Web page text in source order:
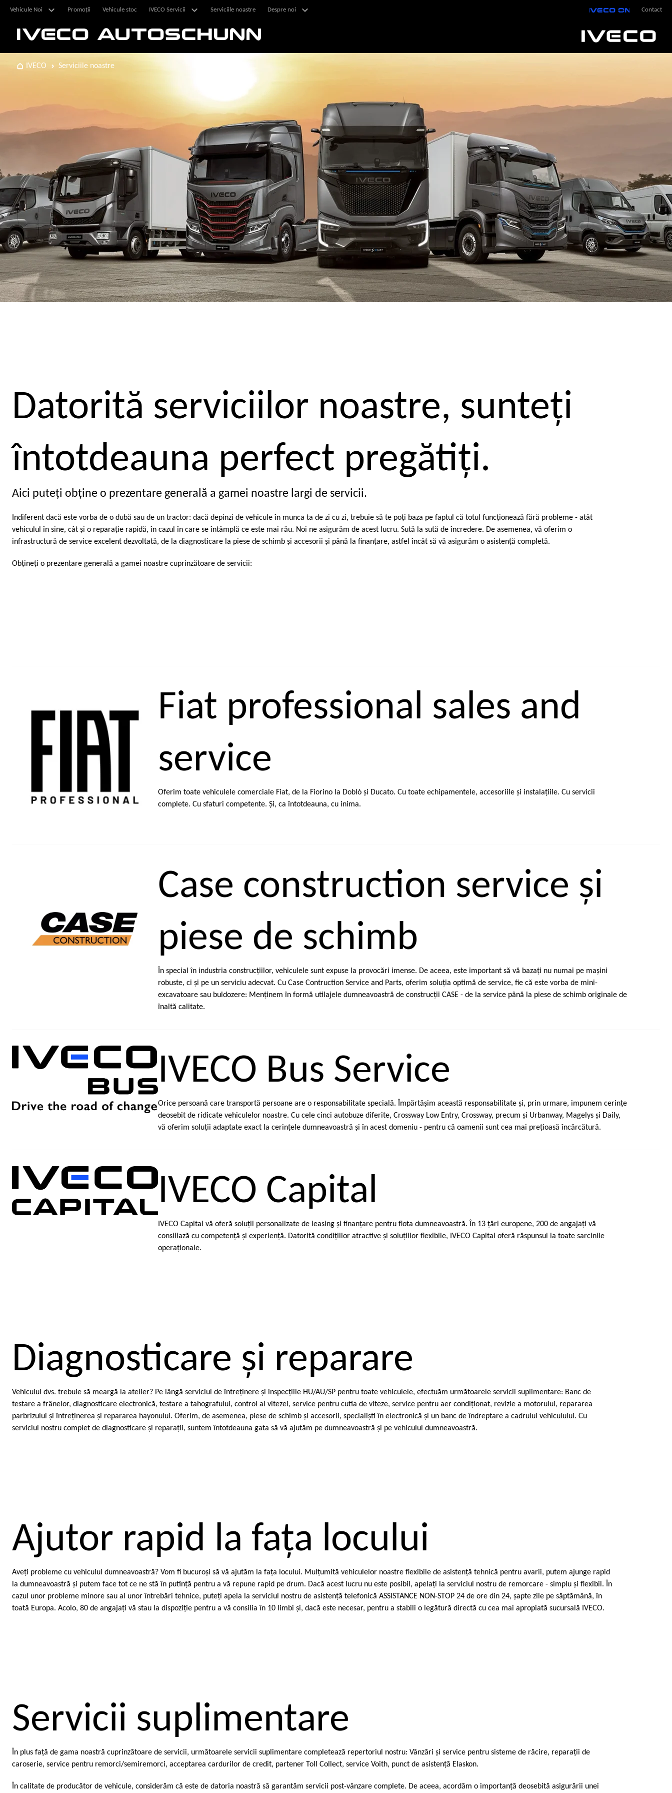
IVECO AUTOSCHUNN
Vehicule Noi Promoții Vehicule stoc IVECO Servicii Serviciile noastre Despre noi IVECO On Contact
IVECO Serviciile noastre
Datorită serviciilor noastre, sunteţi
întotdeauna perfect pregătiţi.
Aici puteţi obţine o prezentare generală a gamei noastre largi de servicii.
Indiferent dacă este vorba de o dubă sau de un tractor: dacă depinzi de vehicule în munca ta de zi cu zi, trebuie să te poţi baza pe faptul că totul funcţionează fără probleme - atât
vehiculul în sine, cât şi o reparaţie rapidă, în cazul în care se întâmplă ce este mai rău. Noi ne asigurăm de acest lucru. Sută la sută de încredere. De asemenea, vă oferim o
infrastructură de service excelent dezvoltată, de la diagnosticare la piese de schimb şi accesorii şi până la finanţare, astfel încât să vă asigurăm o asistenţă completă.
Obţineţi o prezentare generală a gamei noastre cuprinzătoare de servicii:
Fiat professional sales and
service
Oferim toate vehiculele comerciale Fiat, de la Fiorino la Doblò şi Ducato. Cu toate echipamentele, accesoriile şi instalaţiile. Cu servicii
complete. Cu sfaturi competente. Şi, ca întotdeauna, cu inima.
Case construction service şi
piese de schimb
În special în industria construcţiilor, vehiculele sunt expuse la provocări imense. De aceea, este important să vă bazaţi nu numai pe maşini
robuste, ci şi pe un serviciu adecvat. Cu Case Contruction Service and Parts, oferim soluţia optimă de service, fie că este vorba de mini-
excavatoare sau buldozere: Menţinem în formă utilajele dumneavoastră de construcţii CASE - de la service până la piese de schimb originale de
înaltă calitate.
IVECO Bus Service
Orice persoană care transportă persoane are o responsabilitate specială. Împărtăşim această responsabilitate şi, prin urmare, impunem cerinţe
deosebit de ridicate vehiculelor noastre. Cu cele cinci autobuze diferite, Crossway Low Entry, Crossway, precum şi Urbanway, Magelys şi Daily,
vă oferim soluţii adaptate exact la cerinţele dumneavoastră şi în acest domeniu - pentru că oamenii sunt cea mai preţioasă încărcătură.
IVECO Capital
IVECO Capital vă oferă soluţii personalizate de leasing şi finanţare pentru flota dumneavoastră. În 13 ţări europene, 200 de angajaţi vă
consiliază cu competenţă şi experienţă. Datorită condiţiilor atractive şi soluţiilor flexibile, IVECO Capital oferă răspunsul la toate sarcinile
operaţionale.
Diagnosticare şi reparare
Vehiculul dvs. trebuie să meargă la atelier? Pe lângă serviciul de întreţinere şi inspecţiile HU/AU/SP pentru toate vehiculele, efectuăm următoarele servicii suplimentare: Banc de
testare a frânelor, diagnosticare electronică, testare a tahografului, control al vitezei, service pentru cutia de viteze, service pentru aer condiţionat, revizie a motorului, repararea
parbrizului şi întreţinerea şi repararea hayonului. Oferim, de asemenea, piese de schimb şi accesorii, specialişti în electronică şi un banc de îndreptare a cadrului vehiculului. Cu
serviciul nostru complet de diagnosticare şi reparaţii, suntem întotdeauna gata să vă ajutăm pe dumneavoastră şi pe vehiculul dumneavoastră.
Ajutor rapid la faţa locului
Aveţi probleme cu vehiculul dumneavoastră? Vom fi bucuroşi să vă ajutăm la faţa locului. Mulţumită vehiculelor noastre flexibile de asistenţă tehnică pentru avarii, putem ajunge rapid
la dumneavoastră şi putem face tot ce ne stă în putinţă pentru a vă repune rapid pe drum. Dacă acest lucru nu este posibil, apelaţi la serviciul nostru de remorcare - simplu şi flexibil. În
cazul unor probleme minore sau al unor întrebări tehnice, puteţi apela la serviciul nostru de asistenţă telefonică ASSISTANCE NON-STOP 24 de ore din 24, şapte zile pe săptămână, în
toată Europa. Acolo, 80 de angajaţi vă stau la dispoziţie pentru a vă consilia în 10 limbi şi, dacă este necesar, pentru a stabili o legătură directă cu cea mai apropiată sucursală IVECO.
Servicii suplimentare
În plus faţă de gama noastră cuprinzătoare de servicii, următoarele servicii suplimentare completează repertoriul nostru: Vânzări şi service pentru sisteme de răcire, reparaţii de
caroserie, service pentru remorci/semiremorci, acceptarea cardurilor de credit, partener Toll Collect, service Voith, punct de asistenţă Elaskon.
În calitate de producător de vehicule, considerăm că este de datoria noastră să garantăm servicii post-vânzare complete. De aceea, acordăm o importanţă deosebită asigurării unei